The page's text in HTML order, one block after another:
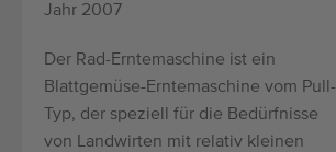
Jahr 2007
Der Rad-Erntemaschine ist ein
Blattgemüse-Erntemaschine vom Pull-
Typ, der speziell für die Bedürfnisse
von Landwirten mit relativ kleinen